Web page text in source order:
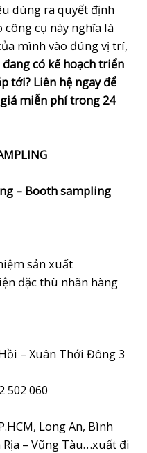
dùng ra quyết định
cụ này nghĩa là
mình vào đúng vị trí,
đang có kế hoạch triển
tới? Liên hệ ngay để
miễn phí trong 24
– Booth sampling
sản xuất
đặc thù nhãn hàng
– Xuân Thới Đông 3
502 060
Long An, Bình
– Vũng Tàu…xuất đi